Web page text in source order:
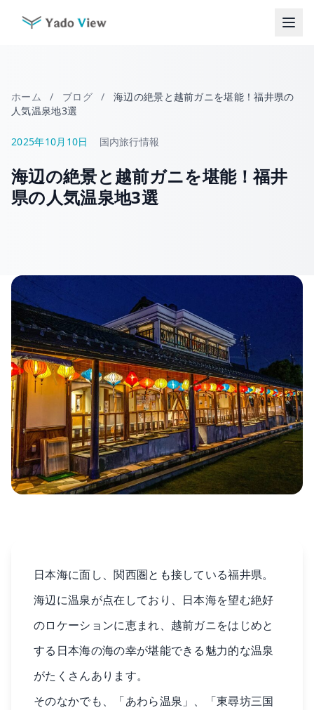
ホーム / ブログ /
海辺の絶景と越前ガニを堪能！福井県の
人気温泉地3選
2025年10月10日 国内旅行情報
海辺の絶景と越前ガニを堪能！福井
県の人気温泉地3選
日本海に面し、関西圏とも接している福井県。
海辺に温泉が点在しており、日本海を望む絶好
のロケーションに恵まれ、越前ガニをはじめと
する日本海の海の幸が堪能できる魅力的な温泉
がたくさんあります。
そのなかでも、「あわら温泉」、「東尋坊三国